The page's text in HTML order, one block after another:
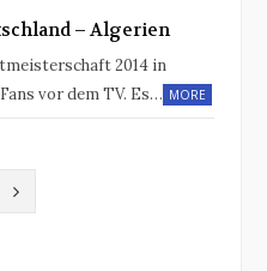
– Algerien
2014 in
vor dem TV. Es… MORE
N